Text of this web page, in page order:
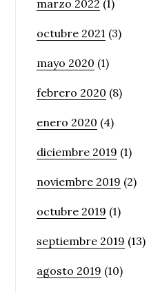
marzo 2022 (1)
octubre 2021 (3)
mayo 2020 (1)
febrero 2020 (8)
enero 2020 (4)
diciembre 2019 (1)
noviembre 2019 (2)
octubre 2019 (1)
septiembre 2019 (13)
agosto 2019 (10)